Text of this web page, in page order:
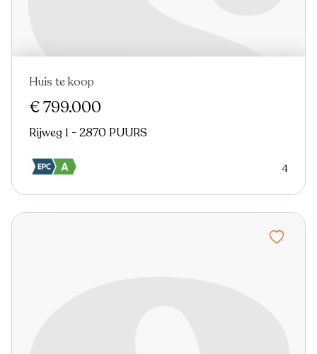
Nieuw Virtual tour
Huis te koop
€ 799.000
Rijweg 1 - 2870 PUURS
4